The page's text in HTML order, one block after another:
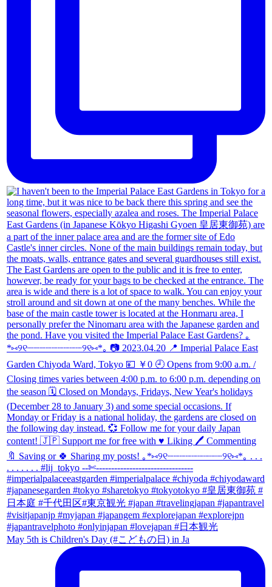
May 5th is Children's Day (#こどもの日) in Ja